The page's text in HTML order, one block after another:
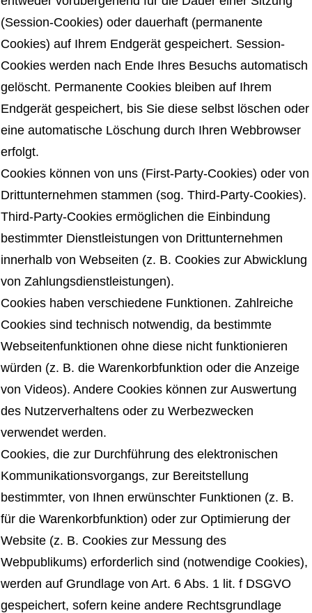
(Session-Cookies) oder dauerhaft (permanente
Cookies) auf Ihrem Endgerät gespeichert. Session-
Cookies werden nach Ende Ihres Besuchs automatisch
gelöscht. Permanente Cookies bleiben auf Ihrem
Endgerät gespeichert, bis Sie diese selbst löschen oder
eine automatische Löschung durch Ihren Webbrowser
erfolgt.
Cookies können von uns (First-Party-Cookies) oder von
Drittunternehmen stammen (sog. Third-Party-Cookies).
Third-Party-Cookies ermöglichen die Einbindung
bestimmter Dienstleistungen von Drittunternehmen
innerhalb von Webseiten (z. B. Cookies zur Abwicklung
von Zahlungsdienstleistungen).
Cookies haben verschiedene Funktionen. Zahlreiche
Cookies sind technisch notwendig, da bestimmte
Webseitenfunktionen ohne diese nicht funktionieren
würden (z. B. die Warenkorbfunktion oder die Anzeige
von Videos). Andere Cookies können zur Auswertung
des Nutzerverhaltens oder zu Werbezwecken
verwendet werden.
Cookies, die zur Durchführung des elektronischen
Kommunikationsvorgangs, zur Bereitstellung
bestimmter, von Ihnen erwünschter Funktionen (z. B.
für die Warenkorbfunktion) oder zur Optimierung der
Website (z. B. Cookies zur Messung des
Webpublikums) erforderlich sind (notwendige Cookies),
werden auf Grundlage von Art. 6 Abs. 1 lit. f DSGVO
gespeichert, sofern keine andere Rechtsgrundlage